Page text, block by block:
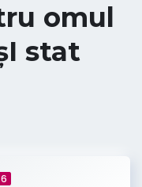
omul
stat